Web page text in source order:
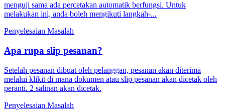
menguji sama ada percetakan automatik berfungsi. Untuk
melakukan ini, anda boleh mengikuti langkah-...
Penyelesaian Masalah
Apa rupa slip pesanan?
Setelah pesanan dibuat oleh pelanggan, pesanan akan diterima
melalui klikit di mana dokumen atau slip pesanan akan dicetak oleh
peranti. 2 salinan akan dicetak.
Penyelesaian Masalah